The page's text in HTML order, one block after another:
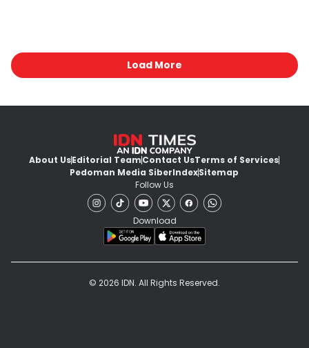
Load More
About UsEditorial TeamContact UsTerms of Services
Pedoman Media SiberIndexSitemap
Follow Us
Download
© 2026 IDN. All Rights Reserved.